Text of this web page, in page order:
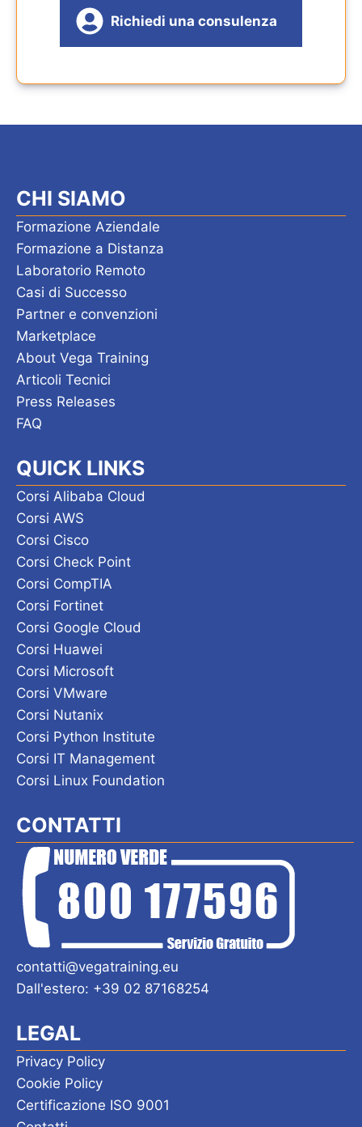
Richiedi una consulenza
CHI SIAMO
Formazione Aziendale
Formazione a Distanza
Laboratorio Remoto
Casi di Successo
Partner e convenzioni
Marketplace
About Vega Training
Articoli Tecnici
Press Releases
FAQ
QUICK LINKS
Corsi Alibaba Cloud
Corsi AWS
Corsi Cisco
Corsi Check Point
Corsi CompTIA
Corsi Fortinet
Corsi Google Cloud
Corsi Huawei
Corsi Microsoft
Corsi VMware
Corsi Nutanix
Corsi Python Institute
Corsi IT Management
Corsi Linux Foundation
CONTATTI
contatti@vegatraining.eu
Dall'estero: +39 02 87168254
LEGAL
Privacy Policy
Cookie Policy
Certificazione ISO 9001